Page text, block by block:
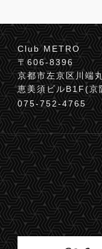
Club METRO
〒606-8396
京都市左京区川端
恵美須ビルB1F(京
075-752-4765